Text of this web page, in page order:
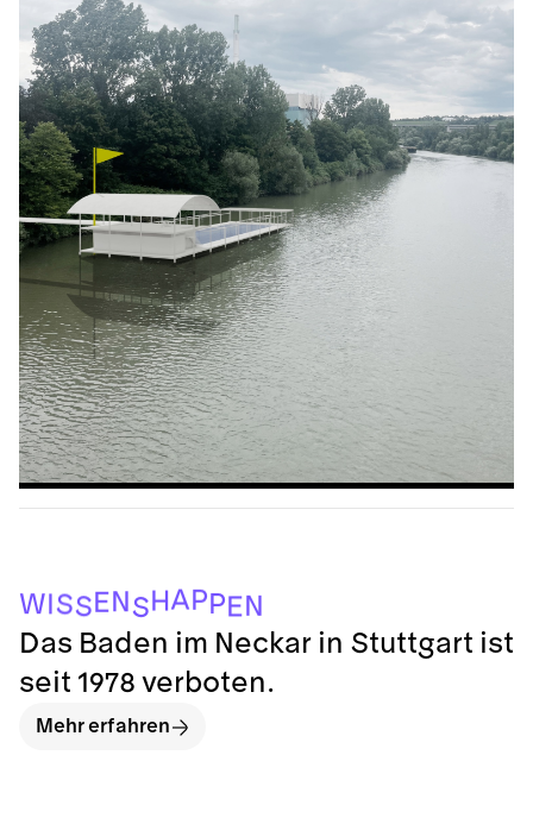
WISSENSHAP PEN
Das Baden im Neckar in Stuttgart ist
seit 1978 verboten.
Mehr erfahren